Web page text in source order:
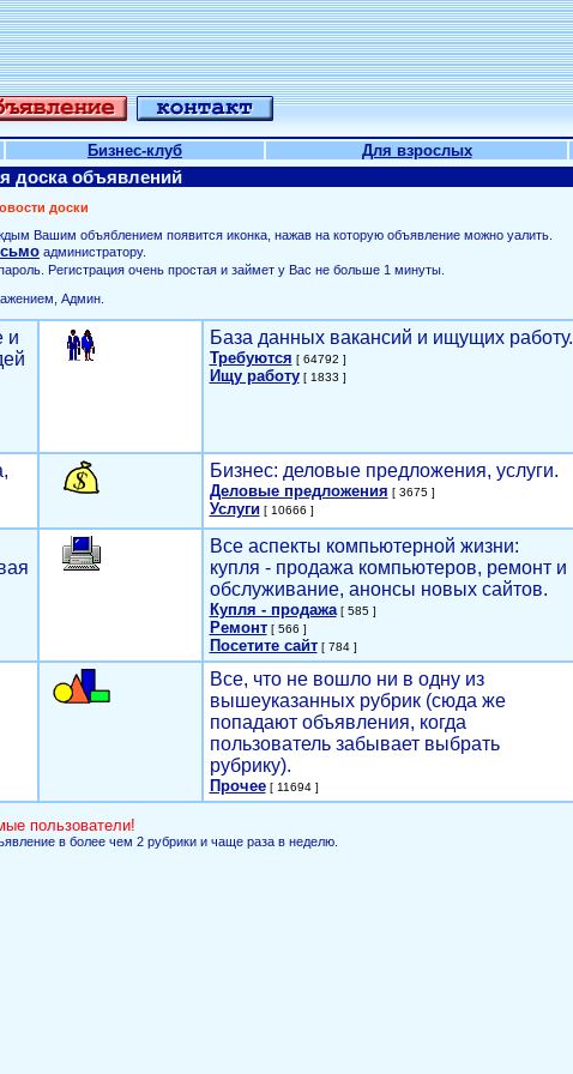
Бизнес-клуб Для взрослых
доска объявлений
доски
Вашим объяблением появится иконка, нажав на которую объявление можно уалить.
администратору.
Регистрация очень простая и займет у Вас не больше 1 минуты.
Админ.
и
База данных вакансий и ищущих работу.
Требуются [ 64792 ]
Ищу работу[ 1833 ]
Бизнес: деловые предложения, услуги.
Деловые предложения [ 3675 ]
Услуги[ 10666 ]
Все аспекты компьютерной жизни:
купля - продажа компьютеров, ремонт и
обслуживание, анонсы новых сайтов.
Купля - продажа[ 585 ]
Ремонт[ 566 ]
Посетите сайт[ 784 ]
Все, что не вошло ни в одну из
вышеуказанных рубрик (сюда же
попадают объявления, когда
пользователь забывает выбрать
рубрику).
Прочее[ 11694 ]
пользователи!
в более чем 2 рубрики и чаще раза в неделю.